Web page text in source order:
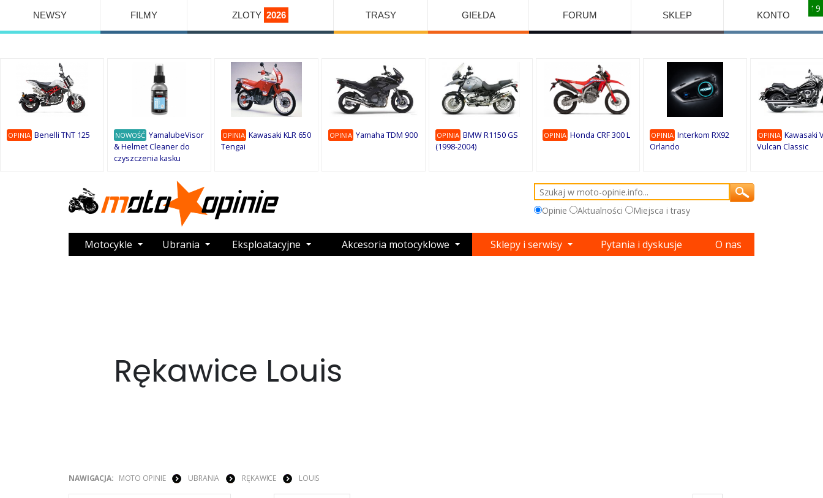
NEWSY FILMY ZLOTY 2026 TRASY GIEŁDA FORUM SKLEP KONTO
10
OPINIA Benelli TNT 125 NOWOŚĆ YamalubeVisor
& Helmet Cleaner do
czyszczenia kasku
10
OPINIA Kawasaki KLR 650
Tengai
8
OPINIA Yamaha TDM 900
7
OPINIA BMW R1150 GS
(1998-2004)
1
OPINIA Honda CRF 300 L
9
OPINIA Interkom RX92
Orlando
10
OPINIA Kawasaki
Vulcan Classic
10
9
9
Opinie Aktualności Miejsca i trasy
Motocykle Ubrania Eksploatacyjne Akcesoria motocyklowe Sklepy i serwisy Pytania i dyskusje O nas
Rękawice Louis
NAWIGACJA: MOTO OPINIE UBRANIA RĘKAWICE LOUIS